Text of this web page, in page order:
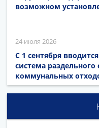
возможном
24 июля 2026
С 1 сентября
система раздельного
коммунальных